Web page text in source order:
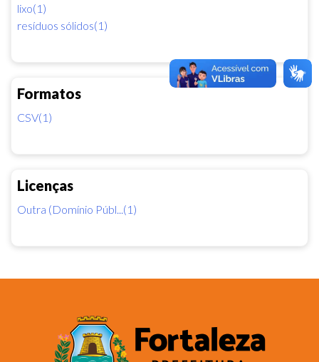
lixo(1)
resíduos sólidos(1)
Formatos
CSV(1)
Licenças
Outra (Domínio Públ...(1)